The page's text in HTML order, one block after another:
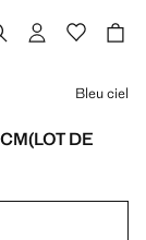
DE
Bleu ciel